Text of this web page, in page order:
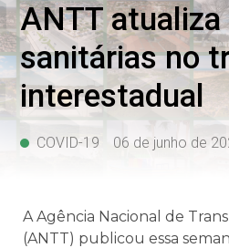
ANTT
sanitárias no
interestadual
COVID-19 06 de junho de
A Agência Nacional de
(ANTT) publicou essa